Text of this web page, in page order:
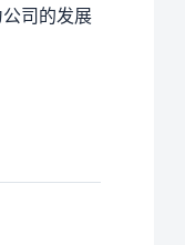
司的发展